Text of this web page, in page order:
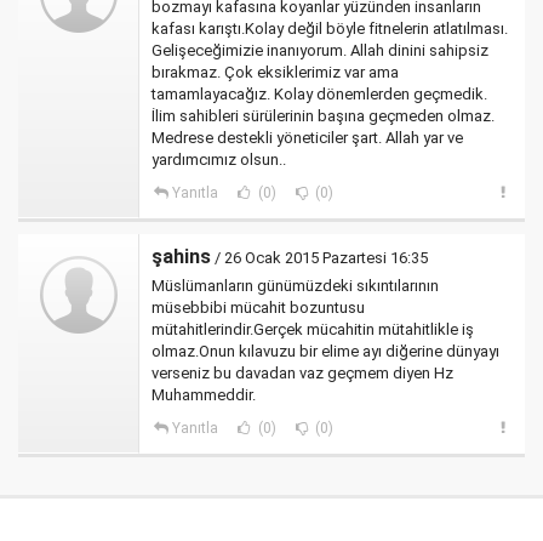
bozmayı kafasına koyanlar yüzünden insanların
kafası karıştı.Kolay değil böyle fitnelerin atlatılması.
Gelişeceğimizie inanıyorum. Allah dinini sahipsiz
bırakmaz. Çok eksiklerimiz var ama
tamamlayacağız. Kolay dönemlerden geçmedik.
İlim sahibleri sürülerinin başına geçmeden olmaz.
Medrese destekli yöneticiler şart. Allah yar ve
yardımcımız olsun..
Yanıtla (0) (0)
şahins / 26 Ocak 2015 Pazartesi 16:35
Müslümanların günümüzdeki sıkıntılarının
müsebbibi mücahit bozuntusu
mütahitlerindir.Gerçek mücahitin mütahitlikle iş
olmaz.Onun kılavuzu bir elime ayı diğerine dünyayı
verseniz bu davadan vaz geçmem diyen Hz
Muhammeddir.
Yanıtla (0) (0)